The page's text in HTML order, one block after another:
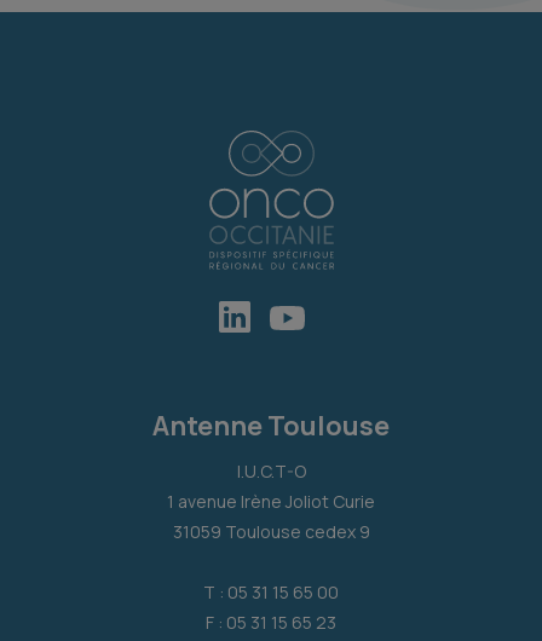
Antenne Toulouse
I.U.C.T-O
1 avenue Irène Joliot Curie
31059 Toulouse cedex 9
T : 05 31 15 65 00
F : 05 31 15 65 23